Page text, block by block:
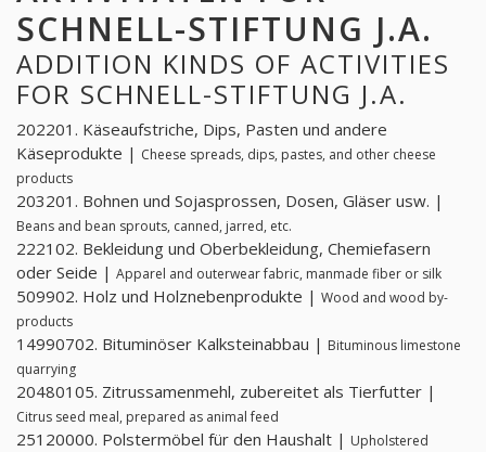
SCHNELL-STIFTUNG J.A.
ADDITION KINDS OF ACTIVITIES
FOR SCHNELL-STIFTUNG J.A.
202201. Käseaufstriche, Dips, Pasten und andere
Käseprodukte | Cheese spreads, dips, pastes, and other cheese
products
203201. Bohnen und Sojasprossen, Dosen, Gläser usw. |
Beans and bean sprouts, canned, jarred, etc.
222102. Bekleidung und Oberbekleidung, Chemiefasern
oder Seide | Apparel and outerwear fabric, manmade fiber or silk
509902. Holz und Holznebenprodukte | Wood and wood by-
products
14990702. Bituminöser Kalksteinabbau | Bituminous limestone
quarrying
20480105. Zitrussamenmehl, zubereitet als Tierfutter |
Citrus seed meal, prepared as animal feed
25120000. Polstermöbel für den Haushalt | Upholstered